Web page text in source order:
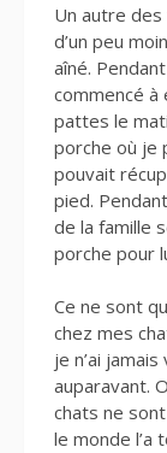
Un autre
d’un peu
aîné.
commencé à
pattes le
porche où je
pouvait
pied.
de la famille
porche pour
Ce ne sont
chez mes
je n’ai
auparavant.
chats ne
le monde l’a